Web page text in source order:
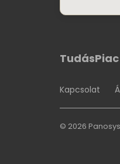
Kapcsolat
© 2026